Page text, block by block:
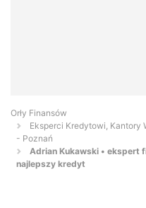
Orły Finansów
Eksperci Kredytowi, Kantory
- Poznań
Adrian Kukawski • ekspert
najlepszy kredyt